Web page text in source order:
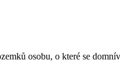
osobu, o které se